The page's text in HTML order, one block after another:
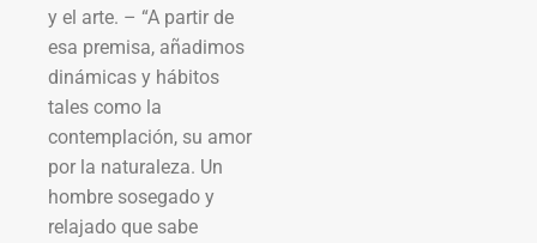
y el arte. – “A partir de
esa premisa, añadimos
dinámicas y hábitos
tales como la
contemplación, su amor
por la naturaleza. Un
hombre sosegado y
relajado que sabe